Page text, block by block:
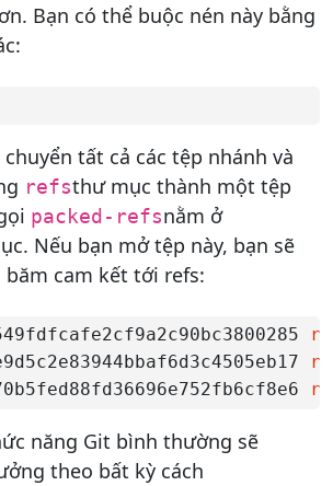
Bạn có thể buộc nén này bằng
tất cả các tệp nhánh và
refsthư mục thành một tệp
packed-refsnằm ở
Nếu bạn mở tệp này, bạn sẽ
cam kết tới refs:
năng Git bình thường sẽ
theo bất kỳ cách